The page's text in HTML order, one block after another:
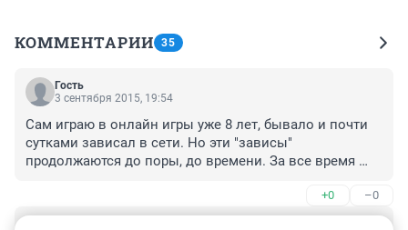
КОММЕНТАРИИ 35
Гость
3 сентября 2015, 19:54
Сам играю в онлайн игры уже 8 лет, бывало и почти
сутками зависал в сети. Но эти "зависы"
продолжаются до поры, до времени. За все время
жизни, проехал по России на встречи, съездили
зимой отдыхать за границу. Так что я не вижу минус в
+0 –0